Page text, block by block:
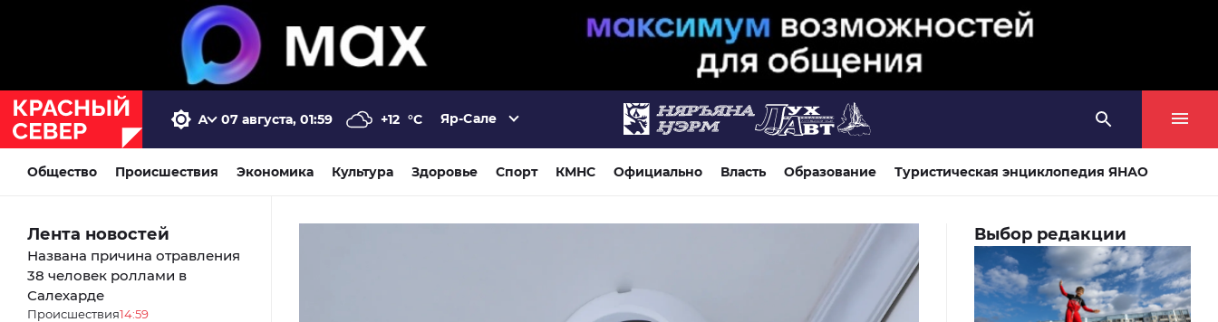
07 августа, 01:59 +12 °C Яр-Сале
Общество Происшествия Экономика Культура Здоровье Спорт КМНС Официально Власть Образование Туристическая энциклопедия ЯНАО
Лента новостей
Названа причина отравления
38 человек роллами в
Салехарде
Происшествия14:59
Выбор редакции